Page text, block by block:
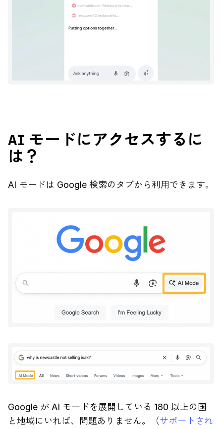
AI モードにアクセスするに
は？
AI モードは Google 検索のタブから利用できます。
Google が AI モードを展開している 180 以上の国
と地域にいれば、問題ありません。（サポートされ